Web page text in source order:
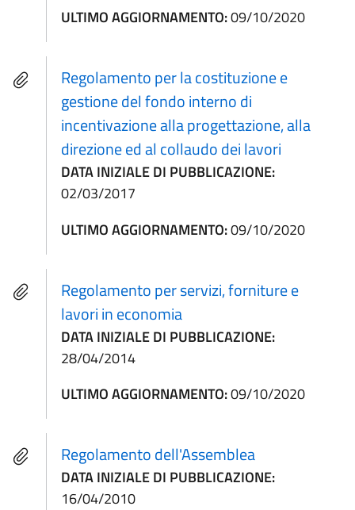
ULTIMO AGGIORNAMENTO:09/10/2020
Regolamento per la costituzione e
gestione del fondo interno di
incentivazione alla progettazione, alla
direzione ed al collaudo dei lavori
DATA INIZIALE DI PUBBLICAZIONE:
02/03/2017
ULTIMO AGGIORNAMENTO:09/10/2020
Regolamento per servizi, forniture e
lavori in economia
DATA INIZIALE DI PUBBLICAZIONE:
28/04/2014
ULTIMO AGGIORNAMENTO:09/10/2020
Regolamento dell'Assemblea
DATA INIZIALE DI PUBBLICAZIONE:
16/04/2010